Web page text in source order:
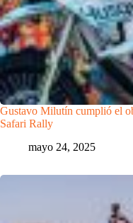
Gustavo Milutín cumplió el
Safari Rally
mayo 24, 2025